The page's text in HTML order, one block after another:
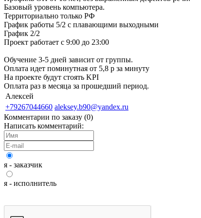
Базовый уровень компьютера.
Территориально только РФ
График работы 5/2 с плавающими выходными
График 2/2
Проект работает с 9:00 до 23:00
Обучение 3-5 дней зависит от группы.
Оплата идет поминутная от 5,8 р за минуту
На проекте будут стоять KPI
Оплата раз в месяца за прошедший период.
Алексей
+79267044660 aleksey.b90@yandex.ru
Комментарии по заказу (0)
Написать комментарий:
я - заказчик
я - исполнитель